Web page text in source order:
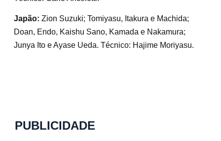
Japão: Zion Suzuki; Tomiyasu, Itakura e Machida;
Doan, Endo, Kaishu Sano, Kamada e Nakamura;
Junya Ito e Ayase Ueda. Técnico: Hajime Moriyasu.
PUBLICIDADE